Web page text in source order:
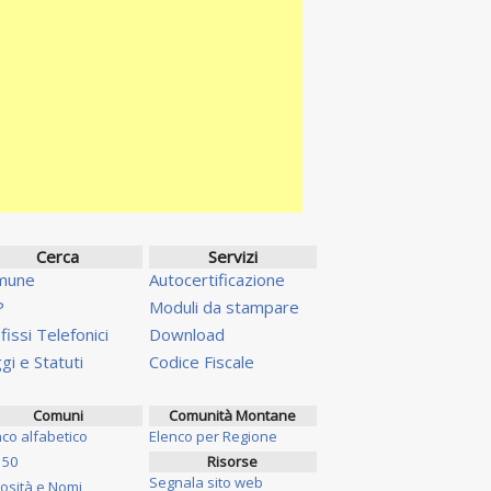
Cerca
Telefonici
e Statuti
Servizi
Autocertificazione
Moduli da stampare
Download
Codice Fiscale
Comuni
alfabetico
e Nomi
Comunità Montane
Elenco per Regione
Risorse
Segnala sito web